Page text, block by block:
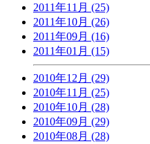
2011年11月 (25)
2011年10月 (26)
2011年09月 (16)
2011年01月 (15)
2010年12月 (29)
2010年11月 (25)
2010年10月 (28)
2010年09月 (29)
2010年08月 (28)